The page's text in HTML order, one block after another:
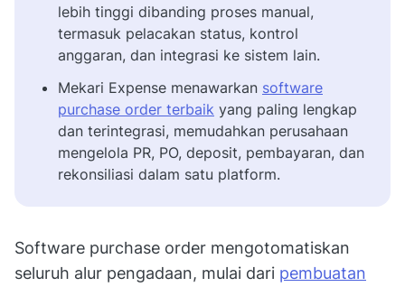
lebih tinggi dibanding proses manual,
termasuk pelacakan status, kontrol
anggaran, dan integrasi ke sistem lain.
Mekari Expense menawarkan software
purchase order terbaik yang paling lengkap
dan terintegrasi, memudahkan perusahaan
mengelola PR, PO, deposit, pembayaran, dan
rekonsiliasi dalam satu platform.
Software purchase order mengotomatiskan
seluruh alur pengadaan, mulai dari pembuatan